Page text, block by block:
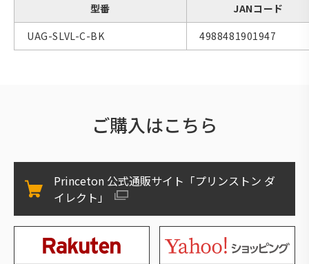
型番
JANコード
UAG-SLVL-C-BK
4988481901947
ご購入はこちら
Princeton 公式通販サイト「プリンストン ダ
イレクト」